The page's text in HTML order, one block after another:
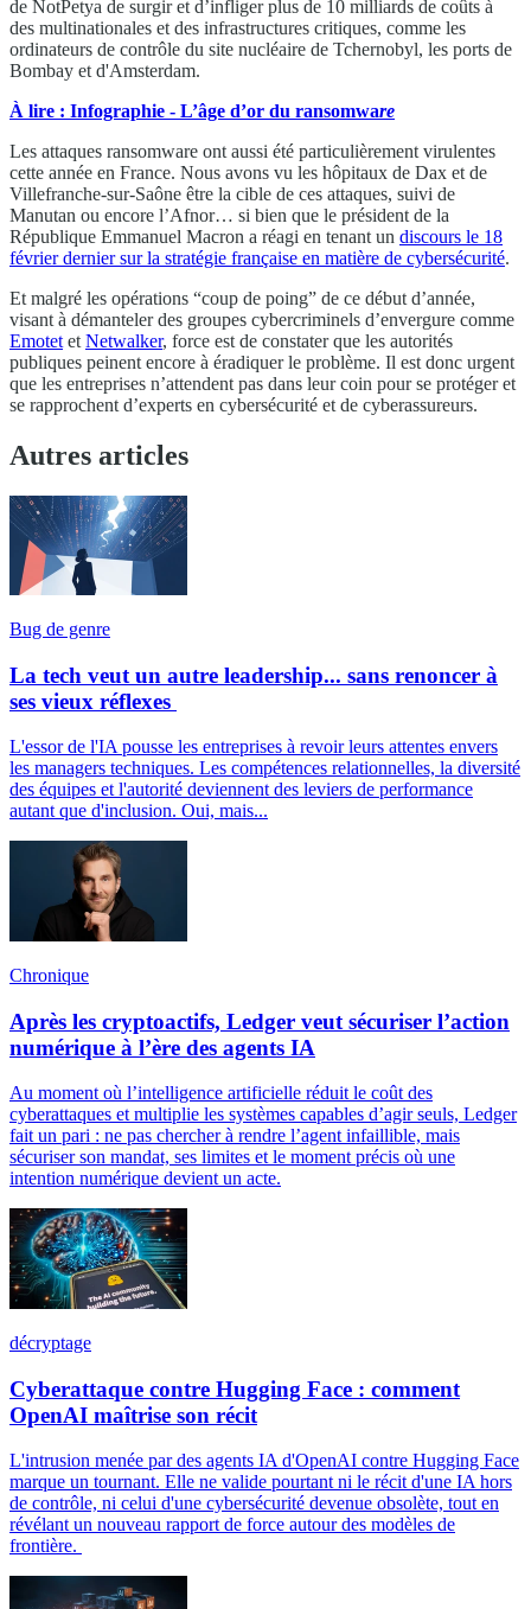
de NotPetya de surgir et d’infliger plus de 10 milliards de coûts à
des multinationales et des infrastructures critiques, comme les
ordinateurs de contrôle du site nucléaire de Tchernobyl, les ports de
Bombay et d'Amsterdam.
À lire : Infographie - L’âge d’or du ransomware
Les attaques ransomware ont aussi été particulièrement virulentes
cette année en France. Nous avons vu les hôpitaux de Dax et de
Villefranche-sur-Saône être la cible de ces attaques, suivi de
Manutan ou encore l’Afnor… si bien que le président de la
République Emmanuel Macron a réagi en tenant un discours le 18
février dernier sur la stratégie française en matière de cybersécurité.
Et malgré les opérations “coup de poing” de ce début d’année,
visant à démanteler des groupes cybercriminels d’envergure comme
Emotet et Netwalker, force est de constater que les autorités
publiques peinent encore à éradiquer le problème. Il est donc urgent
que les entreprises n’attendent pas dans leur coin pour se protéger et
se rapprochent d’experts en cybersécurité et de cyberassureurs.
Autres articles
Bug de genre
La tech veut un autre leadership... sans renoncer à
ses vieux réflexes
L'essor de l'IA pousse les entreprises à revoir leurs attentes envers
les managers techniques. Les compétences relationnelles, la diversité
des équipes et l'autorité deviennent des leviers de performance
autant que d'inclusion. Oui, mais...
Chronique
Après les cryptoactifs, Ledger veut sécuriser l’action
numérique à l’ère des agents IA
Au moment où l’intelligence artificielle réduit le coût des
cyberattaques et multiplie les systèmes capables d’agir seuls, Ledger
fait un pari : ne pas chercher à rendre l’agent infaillible, mais
sécuriser son mandat, ses limites et le moment précis où une
intention numérique devient un acte.
décryptage
Cyberattaque contre Hugging Face : comment
OpenAI maîtrise son récit
L'intrusion menée par des agents IA d'OpenAI contre Hugging Face
marque un tournant. Elle ne valide pourtant ni le récit d'une IA hors
de contrôle, ni celui d'une cybersécurité devenue obsolète, tout en
révélant un nouveau rapport de force autour des modèles de
frontière.